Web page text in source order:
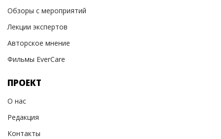
Обзоры с мероприятий
Лекции экспертов
Авторское мнение
Фильмы EverCare
ПРОЕКТ
О нас
Редакция
Контакты